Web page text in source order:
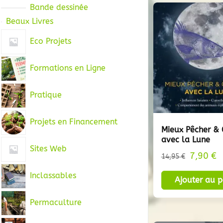
Bande dessinée
Beaux Livres
Eco Projets
Formations en Ligne
Pratique
Projets en Financement
Sites Web
Inclassables
Permaculture
Mieux Pêcher &
avec la Lune
14,95€
Le
prix
initial
était :
7,90 €Le
Ajouter au